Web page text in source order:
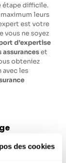
des cookies
étape difficile.
leurs
est votre
vous ne soyez
d’expertise
assuranceset
obteniez
avec les